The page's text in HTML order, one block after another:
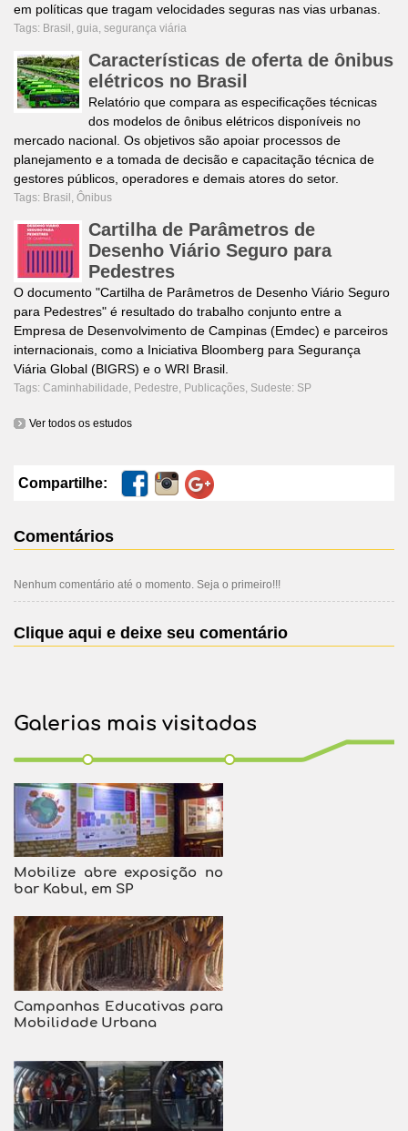
em políticas que tragam velocidades seguras nas vias urbanas.
Tags: Brasil guia segurança viária
Características de oferta de ônibus
elétricos no Brasil
Relatório que compara as especificações técnicas
dos modelos de ônibus elétricos disponíveis no
mercado nacional. Os objetivos são apoiar processos de
planejamento e a tomada de decisão e capacitação técnica de
gestores públicos, operadores e demais atores do setor.
Tags: Brasil Ônibus
Cartilha de Parâmetros de
Desenho Viário Seguro para
Pedestres
O documento "Cartilha de Parâmetros de Desenho Viário Seguro
para Pedestres" é resultado do trabalho conjunto entre a
Empresa de Desenvolvimento de Campinas (Emdec) e parceiros
internacionais, como a Iniciativa Bloomberg para Segurança
Viária Global (BIGRS) e o WRI Brasil.
Tags: Caminhabilidade Pedestre Publicações Sudeste: SP
Ver todos os estudos
Compartilhe:
Comentários
Nenhum comentário até o momento. Seja o primeiro!!!
Clique aqui e deixe seu comentário
Galerias mais visitadas
Mobilize abre exposição no
bar Kabul, em SP
Campanhas Educativas para
Mobilidade Urbana